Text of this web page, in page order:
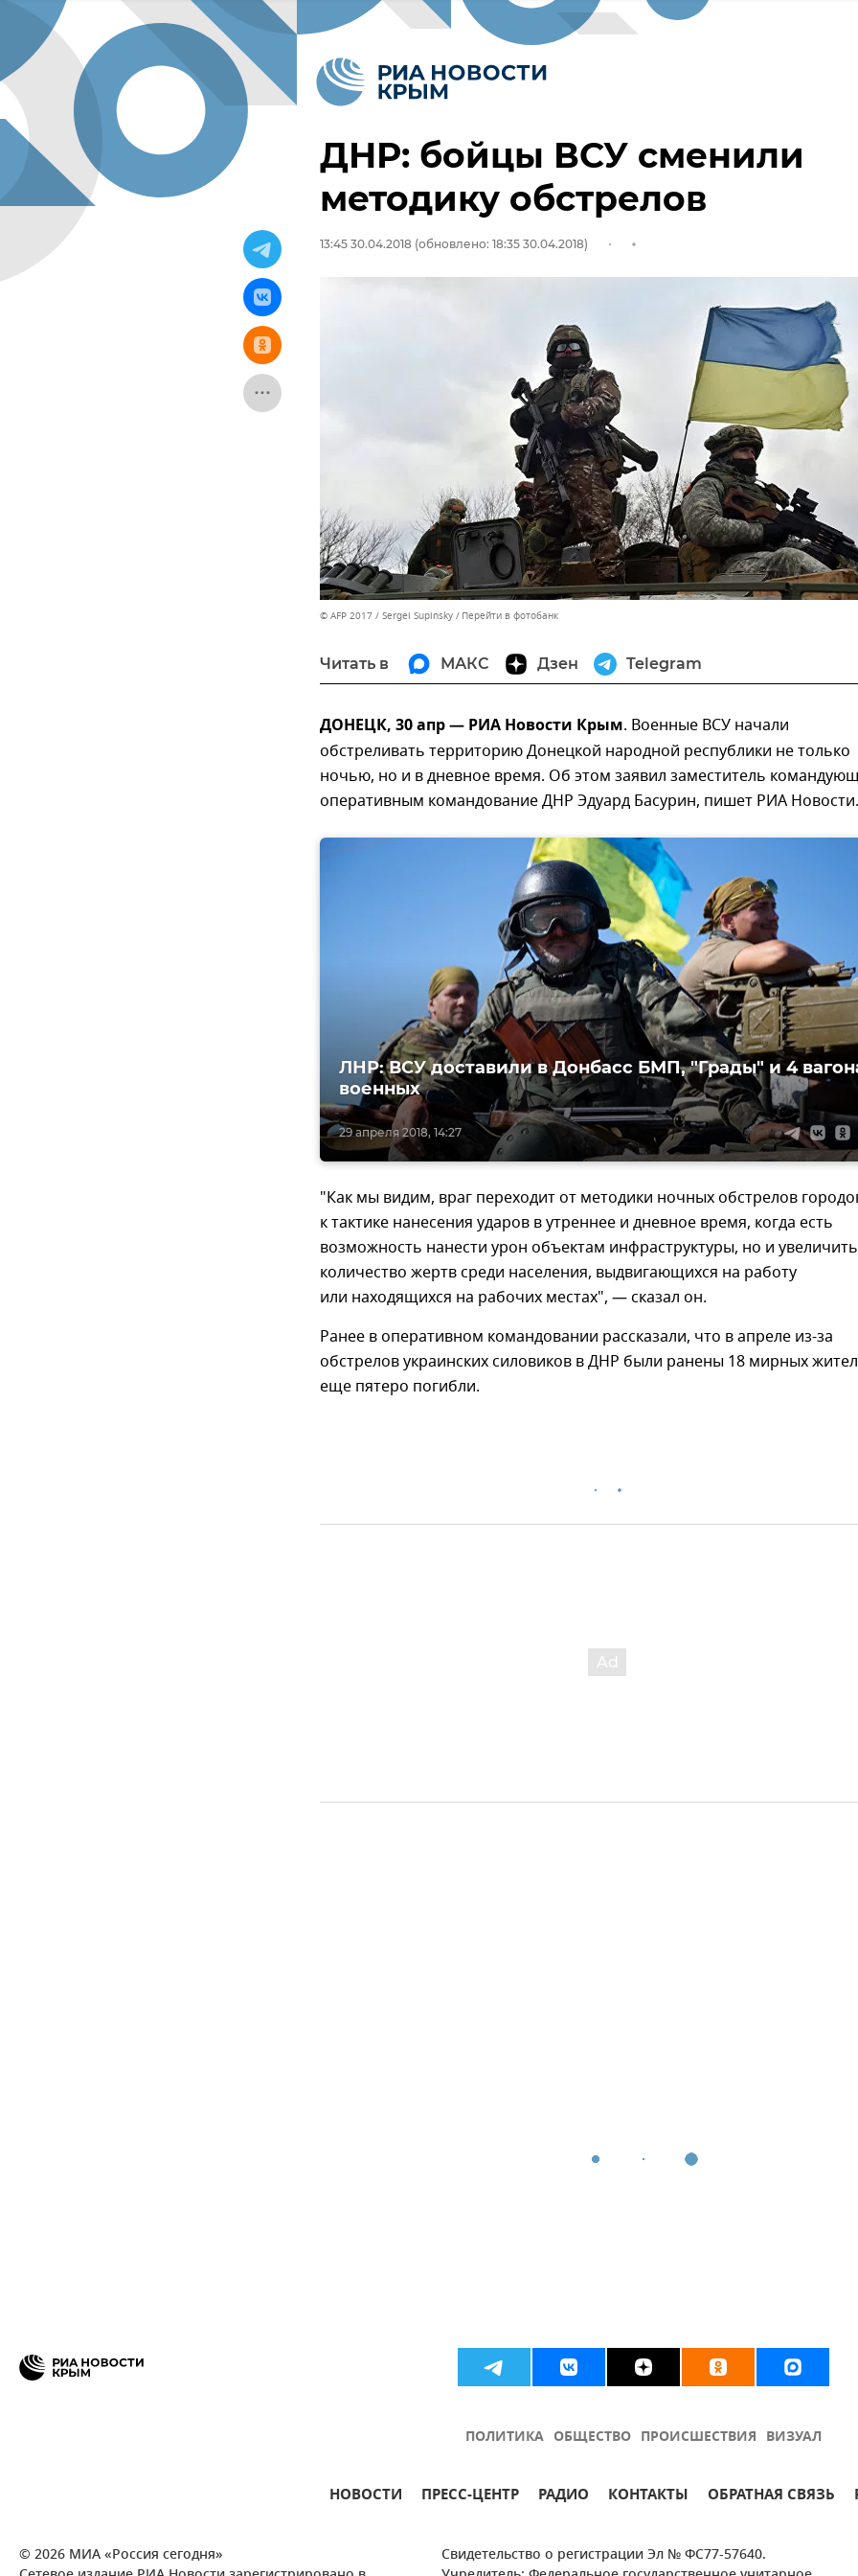
ДНР: бойцы ВСУ сменили
методику обстрелов
13:45 30.04.2018 (обновлено: 18:35 30.04.2018)
© AFP 2017 / Sergei Supinsky Перейти в фотобанк
Читать в МАКС Дзен Telegram
ДОНЕЦК, 30 апр — РИА Новости Крым. Военные ВСУ начали
обстреливать территорию Донецкой народной республики не только
ночью, но и в дневное время. Об этом заявил заместитель
оперативным командование ДНР Эдуард Басурин, пишет РИА Новости.
29 апреля 2018, 14:27
ЛНР: ВСУ доставили в Донбасс БМП, "Грады" и 4
военных
"Как мы видим, враг переходит от методики ночных обстрелов
к тактике нанесения ударов в утреннее и дневное время, когда есть
возможность нанести урон объектам инфраструктуры, но и увеличить
количество жертв среди населения, выдвигающихся на работу
или находящихся на рабочих местах", — сказал он.
Ранее в оперативном командовании рассказали, что в апреле из-за
обстрелов украинских силовиков в ДНР были ранены 18 мирных
еще пятеро погибли.
ПОЛИТИКА ОБЩЕСТВО ПРОИСШЕСТВИЯ ВИЗУАЛ
НОВОСТИ ПРЕСС-ЦЕНТР РАДИО КОНТАКТЫ ОБРАТНАЯ СВЯЗЬ
© 2026 МИА «Россия сегодня»
Свидетельство о регистрации Эл № ФС77-57640.